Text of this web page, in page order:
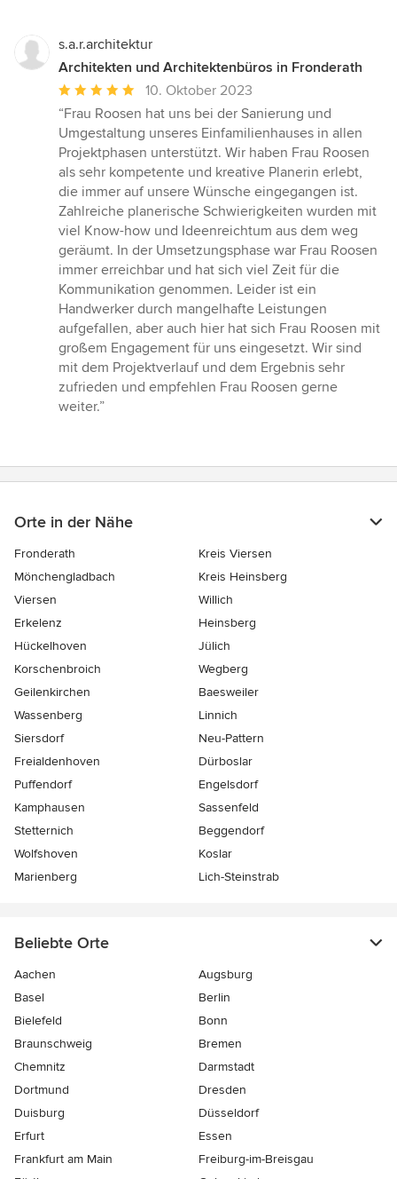
s.a.r.architektur
Architekten und Architektenbüros in Fronderath
Durchschnittliche
Bewertung:
5
von
5
Sternen
10. Oktober 2023
“Frau Roosen hat uns bei der Sanierung und
Umgestaltung unseres Einfamilienhauses in allen
Projektphasen unterstützt. Wir haben Frau Roosen
als sehr kompetente und kreative Planerin erlebt,
die immer auf unsere Wünsche eingegangen ist.
Zahlreiche planerische Schwierigkeiten wurden mit
viel Know-how und Ideenreichtum aus dem weg
geräumt. In der Umsetzungsphase war Frau Roosen
immer erreichbar und hat sich viel Zeit für die
Kommunikation genommen. Leider ist ein
Handwerker durch mangelhafte Leistungen
aufgefallen, aber auch hier hat sich Frau Roosen mit
großem Engagement für uns eingesetzt. Wir sind
mit dem Projektverlauf und dem Ergebnis sehr
zufrieden und empfehlen Frau Roosen gerne
weiter.”
Orte in der Nähe
Fronderath
Kreis Viersen
Mönchengladbach
Kreis Heinsberg
Viersen
Willich
Erkelenz
Heinsberg
Hückelhoven
Jülich
Korschenbroich
Wegberg
Geilenkirchen
Baesweiler
Wassenberg
Linnich
Siersdorf
Neu-Pattern
Freialdenhoven
Dürboslar
Puffendorf
Engelsdorf
Kamphausen
Sassenfeld
Stetternich
Beggendorf
Wolfshoven
Koslar
Marienberg
Lich-Steinstrab
Beliebte Orte
Aachen
Augsburg
Basel
Berlin
Bielefeld
Bonn
Braunschweig
Bremen
Chemnitz
Darmstadt
Dortmund
Dresden
Duisburg
Düsseldorf
Erfurt
Essen
Frankfurt am Main
Freiburg-im-Breisgau